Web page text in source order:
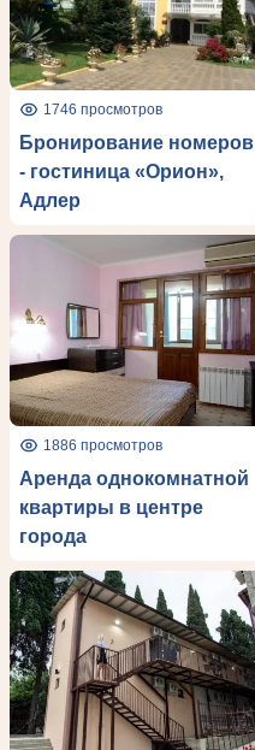
1746 просмотров
Бронирование номеров
- гостиница «Орион»,
Адлер
1886 просмотров
Аренда однокомнатной
квартиры в центре
города